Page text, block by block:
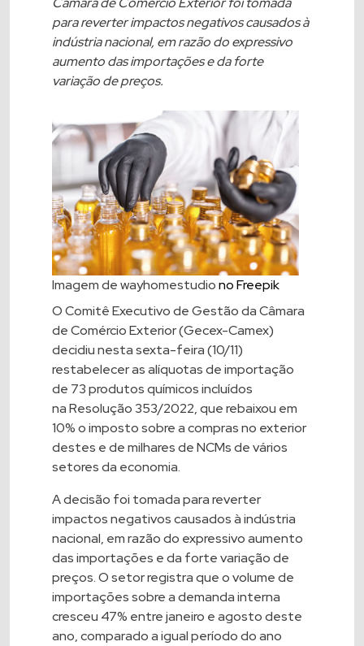
para reverter impactos negativos causados à
indústria nacional, em razão do expressivo
aumento das importações e da forte
variação de preços.
Imagem de wayhomestudiono Freepik
O Comitê Executivo de Gestão da Câmara
de Comércio Exterior (Gecex-Camex)
decidiu nesta sexta-feira (10/11)
restabelecer as alíquotas de importação
de 73 produtos químicos incluídos
naResolução 353/2022, que rebaixou em
10% o imposto sobre a compras no exterior
destes e de milhares de NCMs de vários
setores da economia.
A decisão foi tomada para reverter
impactos negativos causados à indústria
nacional, em razão do expressivo aumento
das importações e da forte variação de
preços. O setor registra que o volume de
importações sobre a demanda interna
cresceu 47% entre janeiro e agosto deste
ano, comparado a igual período do ano